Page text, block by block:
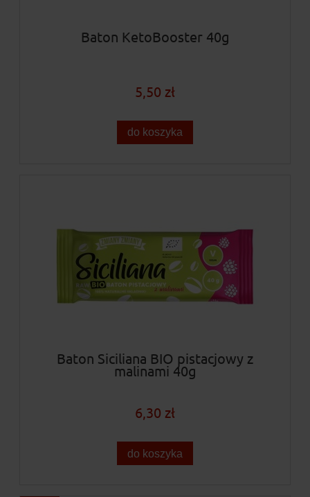
Baton KetoBooster 40g
5,50 zł
do koszyka
Baton Siciliana BIO pistacjowy z
malinami 40g
6,30 zł
do koszyka